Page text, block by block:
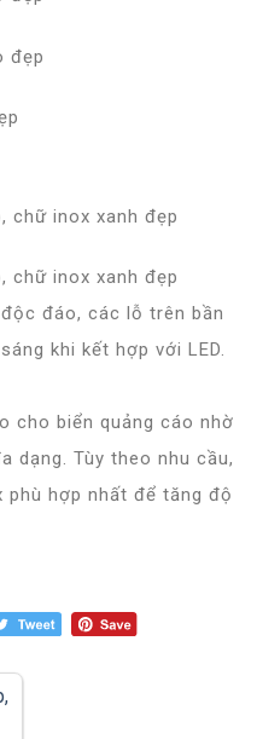
đáo, các lỗ trên bần
khi kết hợp với LED.
cho biển quảng cáo nhờ
dạng. Tùy theo nhu cầu,
hợp nhất để tăng độ